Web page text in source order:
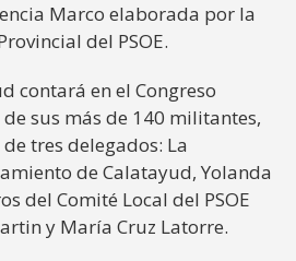
Marco elaborada por la
del PSOE.
contará en el Congreso
sus más de 140 militantes,
tres delegados: La
de Calatayud, Yolanda
del Comité Local del PSOE
y María Cruz Latorre.